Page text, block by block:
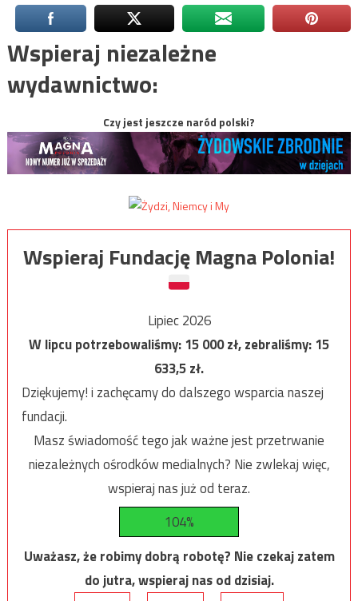
Wspieraj niezależne
wydawnictwo:
Czy jest jeszcze naród polski?
Wspieraj Fundację Magna Polonia!
Lipiec 2026
W lipcu potrzebowaliśmy:15 000zł, zebraliśmy:15
633,5zł.
Dziękujemy! i zachęcamy do dalszego wsparcia naszej
fundacji.
Masz świadomość tego jak ważne jest przetrwanie
niezależnych ośrodków medialnych? Nie zwlekaj więc,
wspieraj nas już od teraz.
104%
Uważasz, że robimy dobrą robotę? Nie czekaj zatem
do jutra, wspieraj nas od dzisiaj.